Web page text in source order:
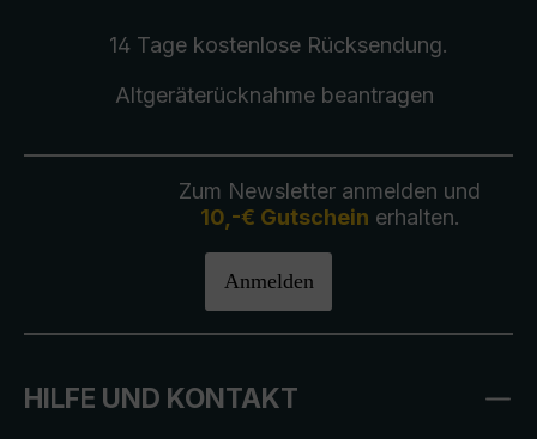
14 Tage kostenlose Rücksendung.
Altgeräterücknahmebeantragen
Zum Newsletter anmelden und
10,-€ Gutschein erhalten.
Anmelden
HILFE UND KONTAKT